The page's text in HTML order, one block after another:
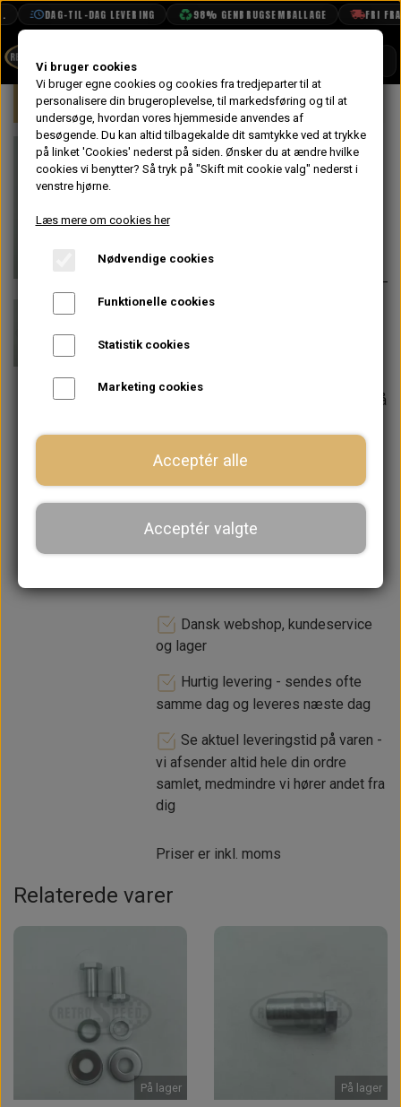
DAG-TIL-DAG LEVERING 98% GENBRUGSEMBALLAGE FRI
BOOK TID
PROJEKTER
TEKNISK DATA
VANDPOLERING
Forside Mini Motor Topstykke
På lager
Spacer til
Varenummer: 1B2925
Spacer til ventildæksel, som også
kromsæt SAC71L
Varen er på
−
LÆG I KURV
Dansk webshop, kundeservice
og lager
Hurtig levering - sendes ofte
samme dag og leveres næste dag
Se aktuel leveringstid på varen -
vi afsender altid hele din ordre
samlet, medmindre vi hører andet fra
dig
Priser er inkl. moms
Relaterede varer
På lager På lager
Vi bruger cookies
Vi bruger egne cookies og cookies fra tredjeparter til at
personalisere din brugeroplevelse, til markedsføring og til at
undersøge, hvordan vores hjemmeside anvendes af
besøgende. Du kan altid tilbagekalde dit samtykke ved at trykke
på linket 'Cookies' nederst på siden. Ønsker du at ændre hvilke
cookies vi benytter? Så tryk på "Skift mit cookie valg" nederst i
venstre hjørne.
Læs mere om cookies her
Nødvendige cookies
Funktionelle cookies
Statistik cookies
Marketing cookies
Acceptér alle
Acceptér valgte